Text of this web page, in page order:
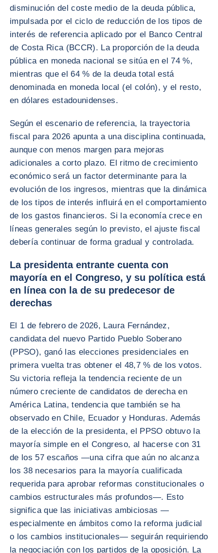
disminución del coste medio de la deuda pública,
impulsada por el ciclo de reducción de los tipos de
interés de referencia aplicado por el Banco Central
de Costa Rica (BCCR). La proporción de la deuda
pública en moneda nacional se sitúa en el 74 %,
mientras que el 64 % de la deuda total está
denominada en moneda local (el colón), y el resto,
en dólares estadounidenses.
Según el escenario de referencia, la trayectoria
fiscal para 2026 apunta a una disciplina continuada,
aunque con menos margen para mejoras
adicionales a corto plazo. El ritmo de crecimiento
económico será un factor determinante para la
evolución de los ingresos, mientras que la dinámica
de los tipos de interés influirá en el comportamiento
de los gastos financieros. Si la economía crece en
líneas generales según lo previsto, el ajuste fiscal
debería continuar de forma gradual y controlada.
La presidenta entrante cuenta con
mayoría en el Congreso, y su política está
en línea con la de su predecesor de
derechas
El 1 de febrero de 2026, Laura Fernández,
candidata del nuevo Partido Pueblo Soberano
(PPSO), ganó las elecciones presidenciales en
primera vuelta tras obtener el 48,7 % de los votos.
Su victoria refleja la tendencia reciente de un
número creciente de candidatos de derecha en
América Latina, tendencia que también se ha
observado en Chile, Ecuador y Honduras. Además
de la elección de la presidenta, el PPSO obtuvo la
mayoría simple en el Congreso, al hacerse con 31
de los 57 escaños —una cifra que aún no alcanza
los 38 necesarios para la mayoría cualificada
requerida para aprobar reformas constitucionales o
cambios estructurales más profundos—. Esto
significa que las iniciativas ambiciosas —
especialmente en ámbitos como la reforma judicial
o los cambios institucionales— seguirán requiriendo
la negociación con los partidos de la oposición. La